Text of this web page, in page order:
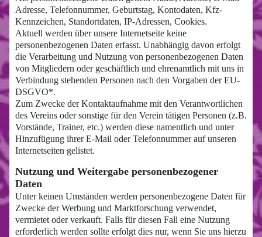
Adresse, Telefonnummer, Geburtstag, Kontodaten, Kfz-
Kennzeichen, Standortdaten, IP-Adressen, Cookies.
Aktuell werden über unsere Internetseite keine
personenbezogenen Daten erfasst. Unabhängig davon erfolgt
die Verarbeitung und Nutzung von personenbezogenen Daten
von Mitgliedern oder geschäftlich und ehrenamtlich mit uns in
Verbindung stehenden Personen nach den Vorgaben der EU-
DSGVO*.
Zum Zwecke der Kontaktaufnahme mit den Verantwortlichen
des Vereins oder sonstige für den Verein tätigen Personen (z.B.
Vorstände, Trainer, etc.) werden diese namentlich und unter
Hinzufügung ihrer E-Mail oder Telefonnummer auf unseren
Internetseiten gelistet.
Nutzung und Weitergabe personenbezogener
Daten
Unter keinen Umständen werden personenbezogene Daten für
Zwecke der Werbung und Marktforschung verwendet,
vermietet oder verkauft. Falls für diesen Fall eine Nutzung
erforderlich werden sollte erfolgt dies nur, wenn Sie uns hierzu